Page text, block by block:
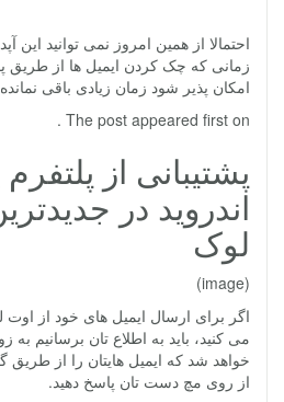
احتمالا از همین امروز نمی توانید این
زمانی که چک کردن ایمیل ها از طریق
امکان پذیر شود زمان زیادی باقی
The post appeared first on .
پشتیبانی از
اندروید در
لوک
(image)
اگر برای ارسال ایمیل های خود از
می کنید، باید به اطلاع تان برسانیم به
خواهد شد که ایمیل هایتان را از
از روی مچ دست تان پاسخ دهید.